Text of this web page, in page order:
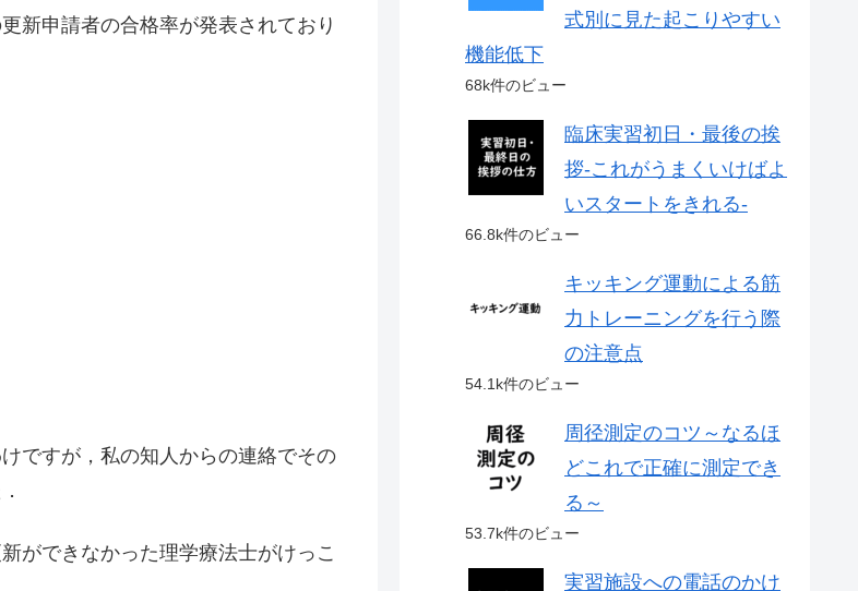
新申請者の合格率が発表されており
ですが，私の知人からの連絡でその
ができなかった理学療法士がけっこ
式別に見た起こりやすい
機能低下
68k件のビュー
臨床実習初日・最後の挨
拶-これがうまくいけばよ
いスタートをきれる-
66.8k件のビュー
キッキング運動による筋
力トレーニングを行う際
の注意点
54.1k件のビュー
周径測定のコツ～なるほ
どこれで正確に測定でき
る～
53.7k件のビュー
実習施設への電話のかけ